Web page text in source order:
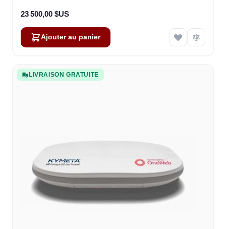
23 500,00 $US
Ajouter au panier
LIVRAISON GRATUITE